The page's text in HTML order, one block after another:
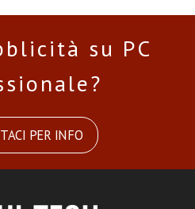
su PC
PER INFO